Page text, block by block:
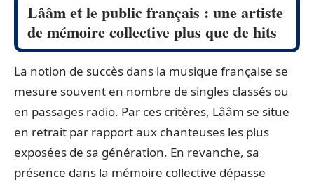
Lââm et le public français : une artiste
de mémoire collective plus que de hits
La notion de succès dans la musique française se
mesure souvent en nombre de singles classés ou
en passages radio. Par ces critères, Lââm se situe
en retrait par rapport aux chanteuses les plus
exposées de sa génération. En revanche, sa
présence dans la mémoire collective dépasse